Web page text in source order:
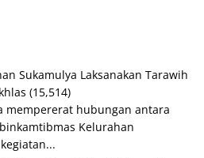
Sukamulya Laksanakan Tarawih
(15,514)
mempererat hubungan antara
Kelurahan